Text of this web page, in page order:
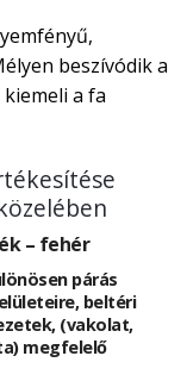
beszívódik a
a fa
– fehér
párás
beltéri
(vakolat,
megfelelő